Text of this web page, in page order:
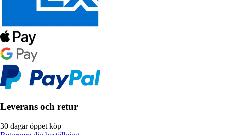
Leverans och retur
30 dagar öppet köp